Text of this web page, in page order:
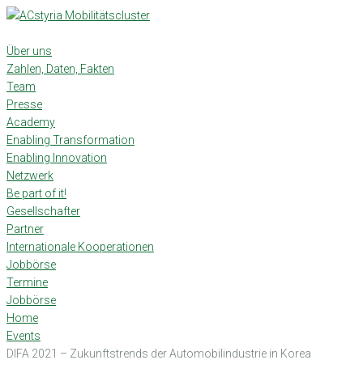
Skip
content
Über uns
Zahlen, Daten, Fakten
Team
Presse
Academy
Enabling Transformation
Enabling Innovation
Netzwerk
Be part of it!
Gesellschafter
Partner
Internationale Kooperationen
Jobbörse
Termine
Jobbörse
Home
Events
DIFA 2021 – Zukunftstrends der Automobilindustrie in Korea